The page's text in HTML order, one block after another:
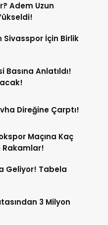
Adem Uzun
Sivasspor İçin Birlik
Basına Anlatıldı!
Direğine Çarptı!
Maçına Kaç
Rakamlar!
Geliyor! Tabela
3 Milyon